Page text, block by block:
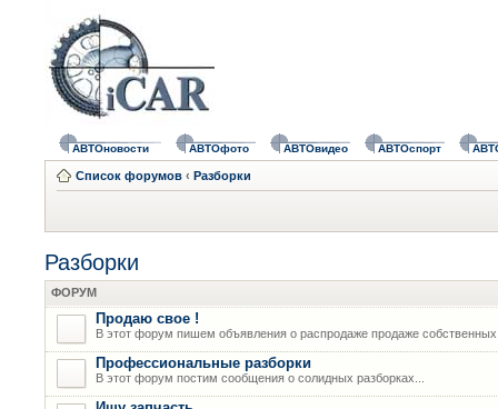
АВТОновости АВТОфото АВТОвидео АВТОспорт
Список форумов ‹ Разборки
Разборки
ФОРУМ
Продаю свое !
В этот форум пишем объявления о распродаже продаже
Профессиональные разборки
В этот форум постим сообщения о солидных разборках...